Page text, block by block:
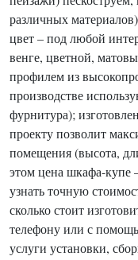
различных
цвет – под любой
венге, цветной,
профилем из
производстве
фурнитура);
проекту позволит
помещения (высота,
этом цена шкафа-купе
узнать точную
сколько стоит
телефону или с
услуги установки,